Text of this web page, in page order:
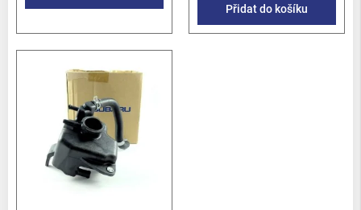
Přidat do košíku